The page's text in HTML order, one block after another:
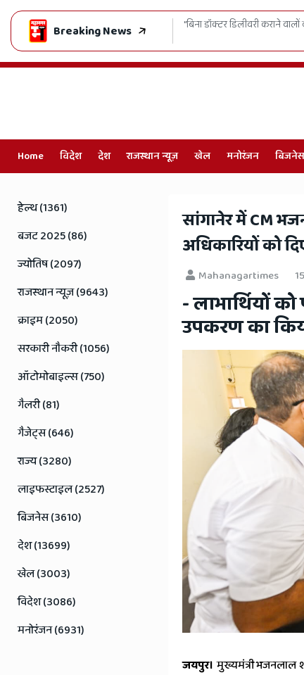
Breaking News
लाइसेंस रद्द, केस दर्ज करने के सख्त आदेश" जाति-धर्म छोड़ो, विकास चुनो:
Home विदेश देश राजस्थान न्यूज़ खेल मनोरंजन बिजनेस
Hindi
News,
Hindi
Samachar,
Jaipur
Rajasthan
News
सांगानेर में CM
अधिकारियों को
Mahanagartimes
- लाभार्थियों
उपकरण का
जयपुर। मुख्यमंत्री भजनलाल
हेल्थ (1361)
बजट 2025 (86)
ज्योतिष (2097)
राजस्थान न्यूज़ (9643)
क्राइम (2050)
सरकारी नौकरी (1056)
ऑटोमोबाइल्स (750)
गैलरी (81)
गैजेट्स (646)
राज्य (3280)
लाइफस्टाइल (2527)
बिजनेस (3610)
देश (13699)
खेल (3003)
विदेश (3086)
मनोरंजन (6931)